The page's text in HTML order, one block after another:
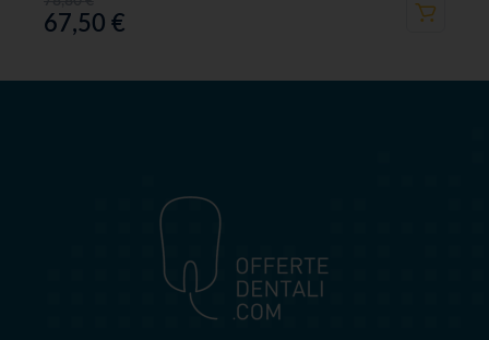
67,50 €